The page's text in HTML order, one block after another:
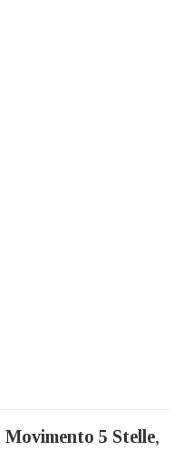
Movimento 5 Stelle,